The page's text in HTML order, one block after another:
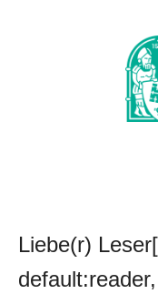
Liebe(r)
default:reader,